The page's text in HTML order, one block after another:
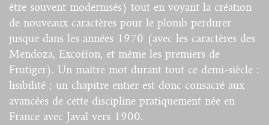
être souvent modernisés) tout en voyant la création
de nouveaux caractères pour le plomb perdurer
jusque dans les années 1970 (avec les caractères des
Mendoza, Excoffon, et même les premiers de
Frutiger). Un maître mot durant tout ce demi-siècle :
lisibilité ; un chapitre entier est donc consacré aux
avancées de cette discipline pratiquement née en
France avec Javal vers 1900.